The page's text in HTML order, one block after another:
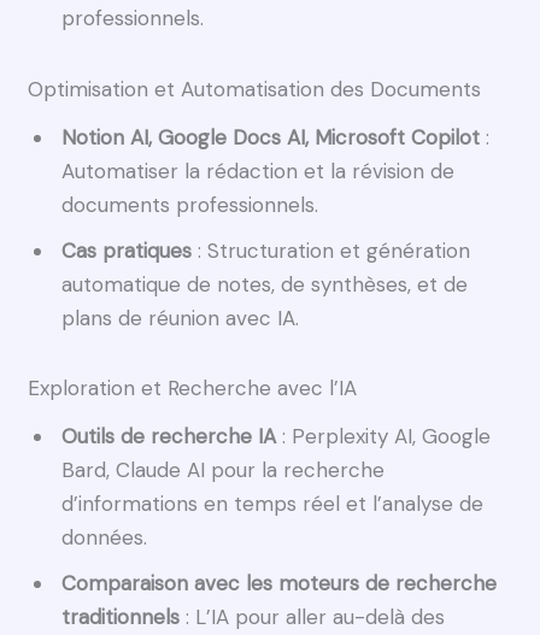
professionnels.
Optimisation et Automatisation des Documents
Notion AI, Google Docs AI, Microsoft Copilot :
Automatiser la rédaction et la révision de
documents professionnels.
Cas pratiques : Structuration et génération
automatique de notes, de synthèses, et de
plans de réunion avec IA.
Exploration et Recherche avec l’IA
Outils de recherche IA: Perplexity AI, Google
Bard, Claude AI pour la recherche
d’informations en temps réel et l’analyse de
données.
Comparaison avec les moteurs de recherche
traditionnels : L’IA pour aller au-delà des